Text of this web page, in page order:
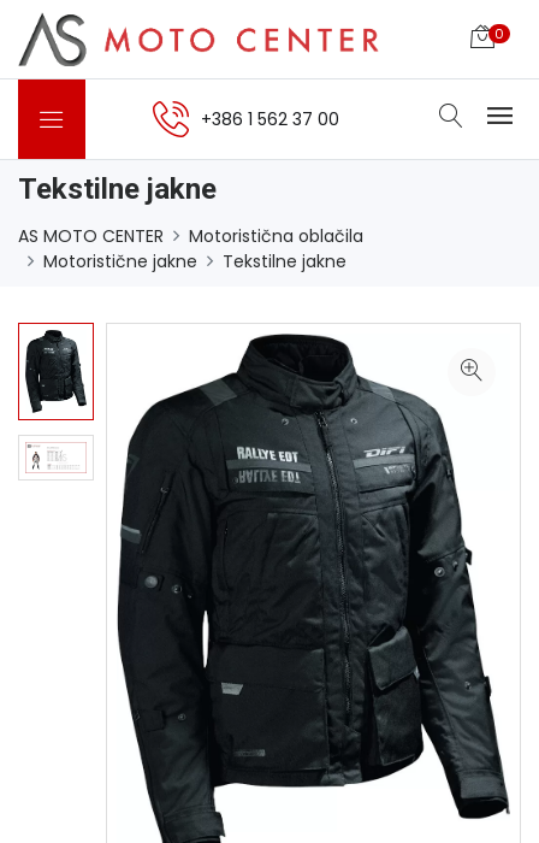
0
+386 1 562 37 00
Tekstilne jakne
AS MOTO CENTER
Motoristična oblačila
Motoristične jakne
Tekstilne jakne